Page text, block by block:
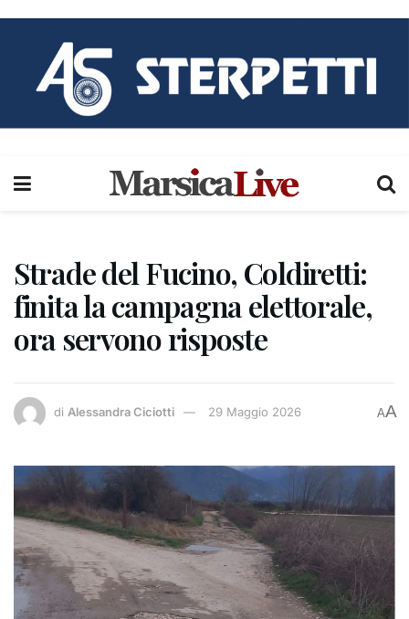
Strade del Fucino, Coldiretti:
finita la campagna elettorale,
ora servono risposte
di Alessandra Ciciotti 29 Maggio 2026 AA